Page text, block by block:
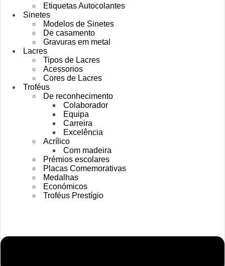
Etiquetas Autocolantes
Sinetes
Modelos de Sinetes
De casamento
Gravuras em metal
Lacres
Tipos de Lacres
Acessorios
Cores de Lacres
Troféus
De reconhecimento
Colaborador
Equipa
Carreira
Excelência
Acrílico
Com madeira
Prémios escolares
Placas Comemorativas
Medalhas
Económicos
Troféus Prestígio